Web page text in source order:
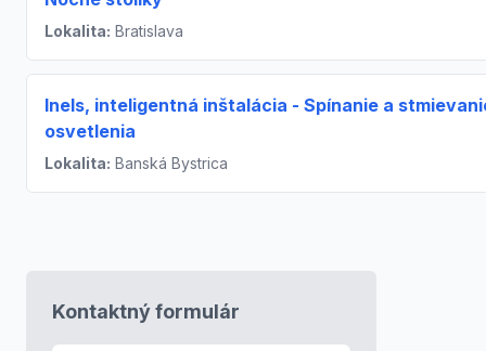
Lokalita: Bratislava
Inels, inteligentná inštalácia - Spínanie a
osvetlenia
Lokalita: Banská Bystrica
Kontaktný formulár